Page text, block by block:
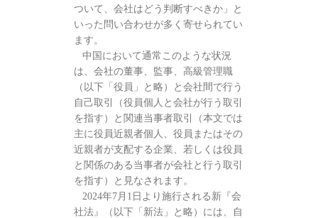
ついて、会社はどう判断すべきか」と
いった問い合わせが多く寄せられてい
ます。
中国において通常このような状況
は、会社の董事、監事、高級管理職
（以下「役員」と略）と会社間で行う
自己取引（役員個人と会社が行う取引
を指す）と関連当事者取引（本文では
主に役員近親者個人、役員またはその
近親者が支配する企業、若しくは役員
と関係のある当事者が会社と行う取引
を指す）と見なされます。
2024年7月1日より施行される新『会
社法』（以下「新法」と略）には、自